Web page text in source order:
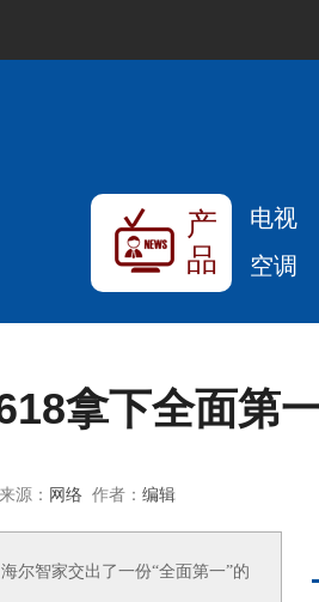
产
品
电视
空调
拿下全面第
源： 网络作者： 编辑
尔智家交出了一份“全面第一”的